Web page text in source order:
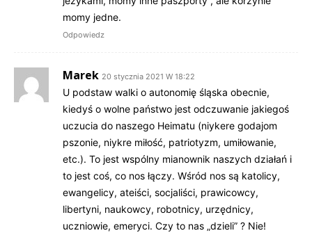
momy jedne.
Odpowiedz
Marek 20 stycznia 2021 W 18:22
U podstaw walki o autonomię śląska obecnie,
kiedyś o wolne państwo jest odczuwanie jakiegoś
uczucia do naszego Heimatu (niykere godajom
pszonie, niykre miłość, patriotyzm, umiłowanie,
etc.). To jest wspólny mianownik naszych działań i
to jest coś, co nos łączy. Wśród nos są katolicy,
ewangelicy, ateiści, socjaliści, prawicowcy,
libertyni, naukowcy, robotnicy, urzędnicy,
uczniowie, emeryci. Czy to nas „dzieli” ? Nie!